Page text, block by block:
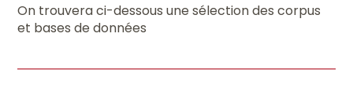
On trouvera ci-dessous une sélection des corpus
et bases de données